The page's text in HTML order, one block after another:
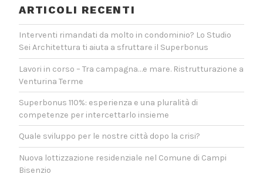
ARTICOLI RECENTI
Interventi rimandati da molto in condominio? Lo Studio
Sei Architettura ti aiuta a sfruttare il Superbonus
Lavori in corso – Tra campagna…e mare. Ristrutturazione a
Venturina Terme
Superbonus 110%: esperienza e una pluralità di
competenze per intercettarlo insieme
Quale sviluppo per le nostre città dopo la crisi?
Nuova lottizzazione residenziale nel Comune di Campi
Bisenzio